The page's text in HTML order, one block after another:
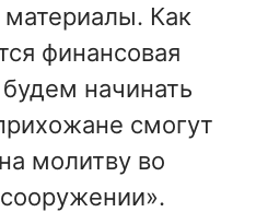
Как
финансовая
начинать
смогут
молитву во